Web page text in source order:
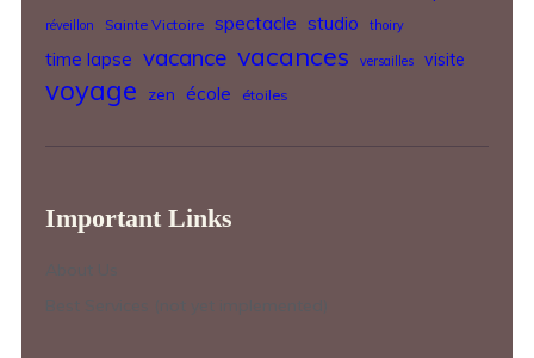
réveillon Sainte Victoire spectacle studio thoiry
time lapse vacance vacances versailles visite
voyage zen école étoiles
Important Links